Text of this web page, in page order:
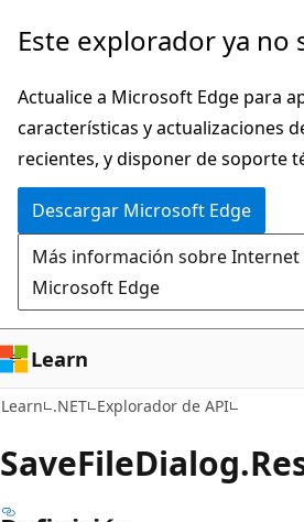
Ir
contenido
principal
Ir
la
navegación
en
la
página
Este explorador ya no
Actualice a Microsoft Edge para
características y actualizaciones
recientes, y disponer de soporte
Descargar Microsoft Edge
Más información sobre Internet
Microsoft Edge
Learn
Learn .NET Explorador de API
SaveFileDialog.